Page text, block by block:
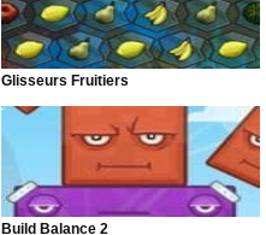
Glisseurs Fruitiers
Build Balance 2